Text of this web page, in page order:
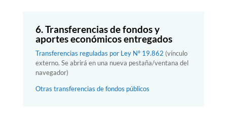
6. Transferencias de fondos y
aportes económicos entregados
Transferencias reguladas por Ley Nº 19.862 (vínculo
externo. Se abrirá en una nueva pestaña/ventana del
navegador)
Otras transferencias de fondos públicos